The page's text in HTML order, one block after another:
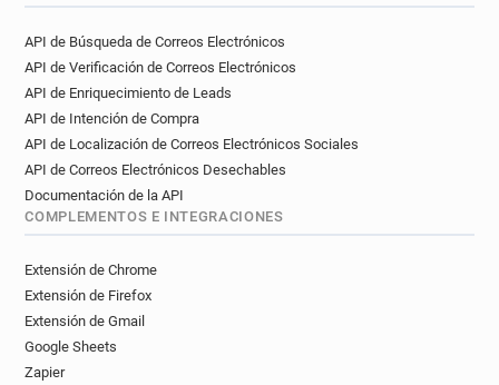
API de Búsqueda de Correos Electrónicos
API de Verificación de Correos Electrónicos
API de Enriquecimiento de Leads
API de Intención de Compra
API de Localización de Correos Electrónicos Sociales
API de Correos Electrónicos Desechables
Documentación de la API
COMPLEMENTOS E INTEGRACIONES
Extensión de Chrome
Extensión de Firefox
Extensión de Gmail
Google Sheets
Zapier